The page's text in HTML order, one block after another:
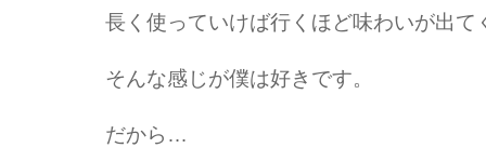
長く使っていけば行くほど味わいが出て
そんな感じが僕は好きです。
だから…